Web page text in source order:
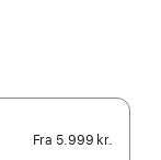
Fra 5.999 kr.